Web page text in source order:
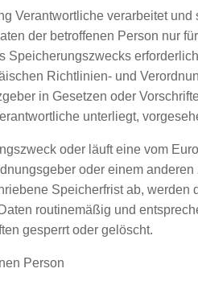
Verantwortliche verarbeitet und
der betroffenen Person nur
Speicherungszwecks
Richtlinien- und
in Gesetzen oder
unterliegt,
oder läuft eine vom
oder einem
Speicherfrist ab, werden
routinemäßig und
gesperrt oder gelöscht.
Person